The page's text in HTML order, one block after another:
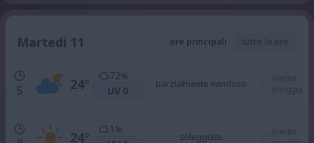
Martedì 11 ore principali
5 24°
72%
UV 0
parzialmente nuvoloso
niente
pioggia
24°
1 %
soleggiato
niente